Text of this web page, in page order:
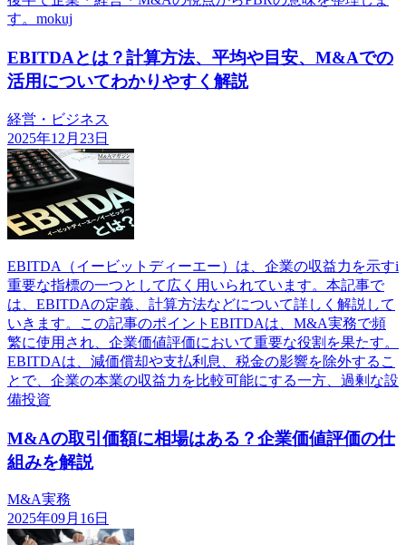
す。mokuj
EBITDAとは？計算方法、平均や目安、M&Aでの
活用についてわかりやすく解説
経営・ビジネス
2025年12月23日
EBITDA（イービットディーエー）は、企業の収益力を示すi
重要な指標の一つとして広く用いられています。本記事で
は、EBITDAの定義、計算方法などについて詳しく解説して
いきます。この記事のポイントEBITDAは、M&A実務で頻
繁に使用され、企業価値評価において重要な役割を果たす。
EBITDAは、減価償却や支払利息、税金の影響を除外するこ
とで、企業の本業の収益力を比較可能にする一方、過剰な設
備投資
M&Aの取引価額に相場はある？企業価値評価の仕
組みを解説
M&A実務
2025年09月16日